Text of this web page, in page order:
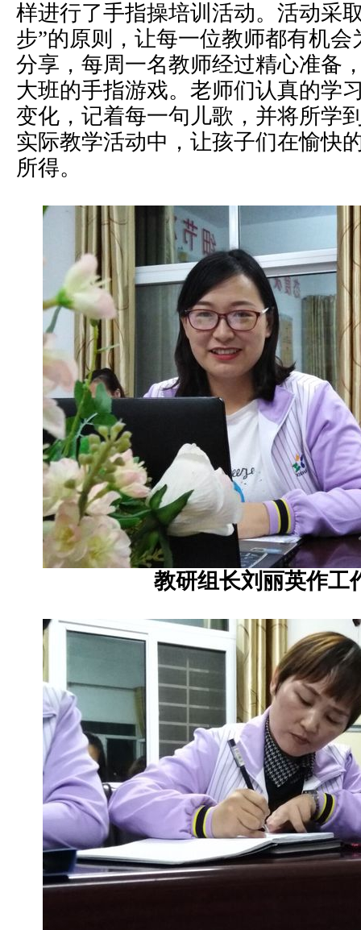
样进行了手指操培训活动。活动采
步”的原则，让每一位教师都有机
分享，每周一名教师经过精心准备
大班的手指游戏。老师们认真的学
变化，记着每一句儿歌，并将所学
实际教学活动中，让孩子们在愉快
所得。
教研组长刘丽英作工